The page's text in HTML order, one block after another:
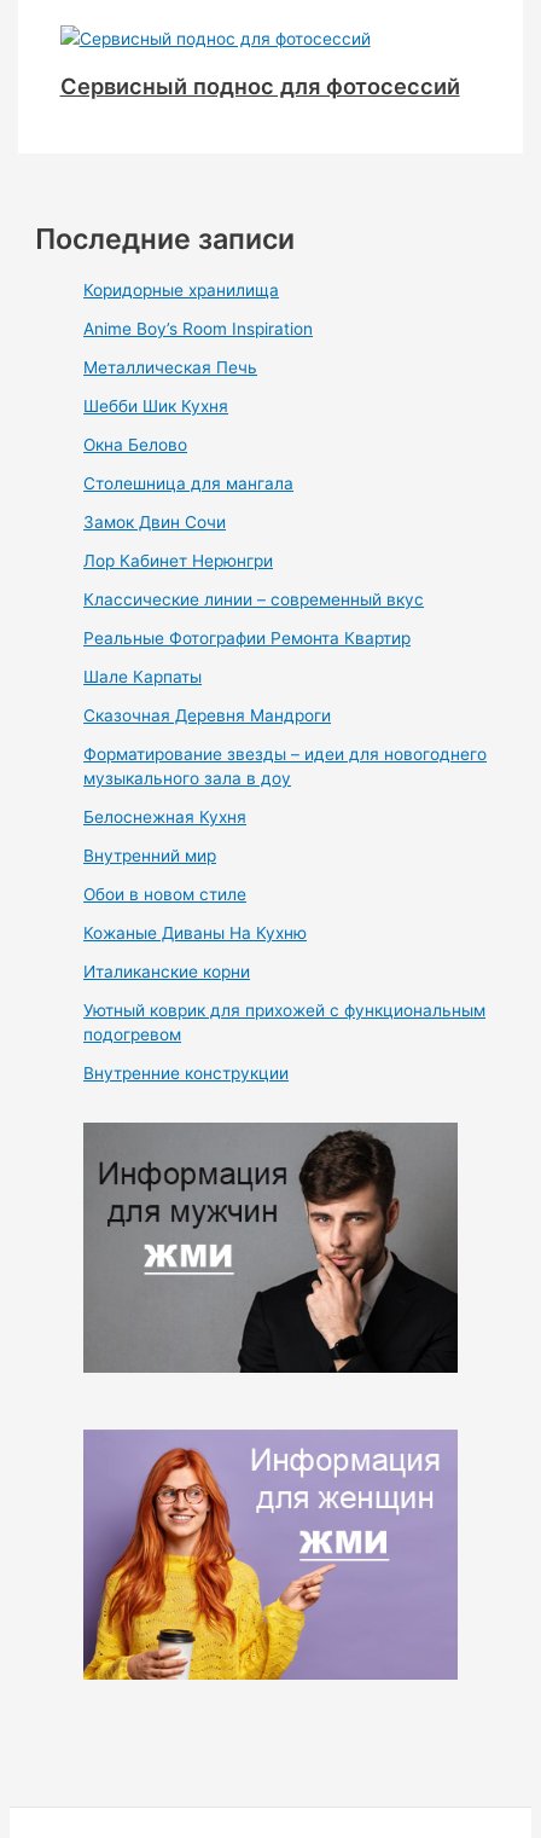
Сервисный поднос для фотосессий
Последние записи
Коридорные хранилища
Anime Boy’s Room Inspiration
Металлическая Печь
Шебби Шик Кухня
Окна Белово
Столешница для мангала
Замок Двин Сочи
Лор Кабинет Нерюнгри
Классические линии – современный вкус
Реальные Фотографии Ремонта Квартир
Шале Карпаты
Сказочная Деревня Мандроги
Форматирование звезды – идеи для новогоднего
музыкального зала в доу
Белоснежная Кухня
Внутренний мир
Обои в новом стиле
Кожаные Диваны На Кухню
Италиканские корни
Уютный коврик для прихожей с функциональным
подогревом
Внутренние конструкции